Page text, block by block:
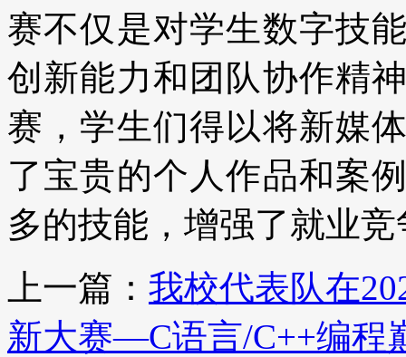
赛不仅是对学生数字技
创新能力和团队协作精
赛，学生们得以将新媒
了宝贵的个人作品和案
多的技能，增强了就业
上一篇： 我校代表队在
新大赛—C语言/C++编程